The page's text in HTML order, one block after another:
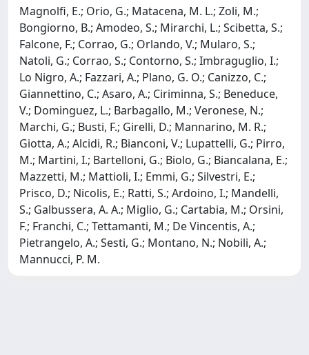
Magnolfi, E.; Orio, G.; Matacena, M. L.; Zoli, M.;
Bongiorno, B.; Amodeo, S.; Mirarchi, L.; Scibetta, S.;
Falcone, F.; Corrao, G.; Orlando, V.; Mularo, S.;
Natoli, G.; Corrao, S.; Contorno, S.; Imbraguglio, I.;
Lo Nigro, A.; Fazzari, A.; Plano, G. O.; Canizzo, C.;
Giannettino, C.; Asaro, A.; Ciriminna, S.; Beneduce,
V.; Dominguez, L.; Barbagallo, M.; Veronese, N.;
Marchi, G.; Busti, F.; Girelli, D.; Mannarino, M. R.;
Giotta, A.; Alcidi, R.; Bianconi, V.; Lupattelli, G.; Pirro,
M.; Martini, I.; Bartelloni, G.; Biolo, G.; Biancalana, E.;
Mazzetti, M.; Mattioli, I.; Emmi, G.; Silvestri, E.;
Prisco, D.; Nicolis, E.; Ratti, S.; Ardoino, I.; Mandelli,
S.; Galbussera, A. A.; Miglio, G.; Cartabia, M.; Orsini,
F.; Franchi, C.; Tettamanti, M.; De Vincentis, A.;
Pietrangelo, A.; Sesti, G.; Montano, N.; Nobili, A.;
Mannucci, P. M.